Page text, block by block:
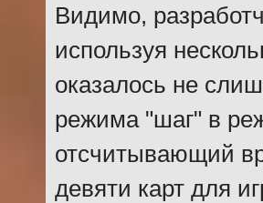
Видимо,
используя
оказалось не
режима "шаг" в
отсчитывающий
девяти карт для